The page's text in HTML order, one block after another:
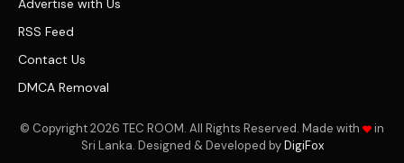
Advertise with Us
RSS Feed
Contact Us
DMCA Removal
© Copyright 2026 TEC ROOM. All Rights Reserved. Made with
in
Sri Lanka. Designed & Developed byDigiFox